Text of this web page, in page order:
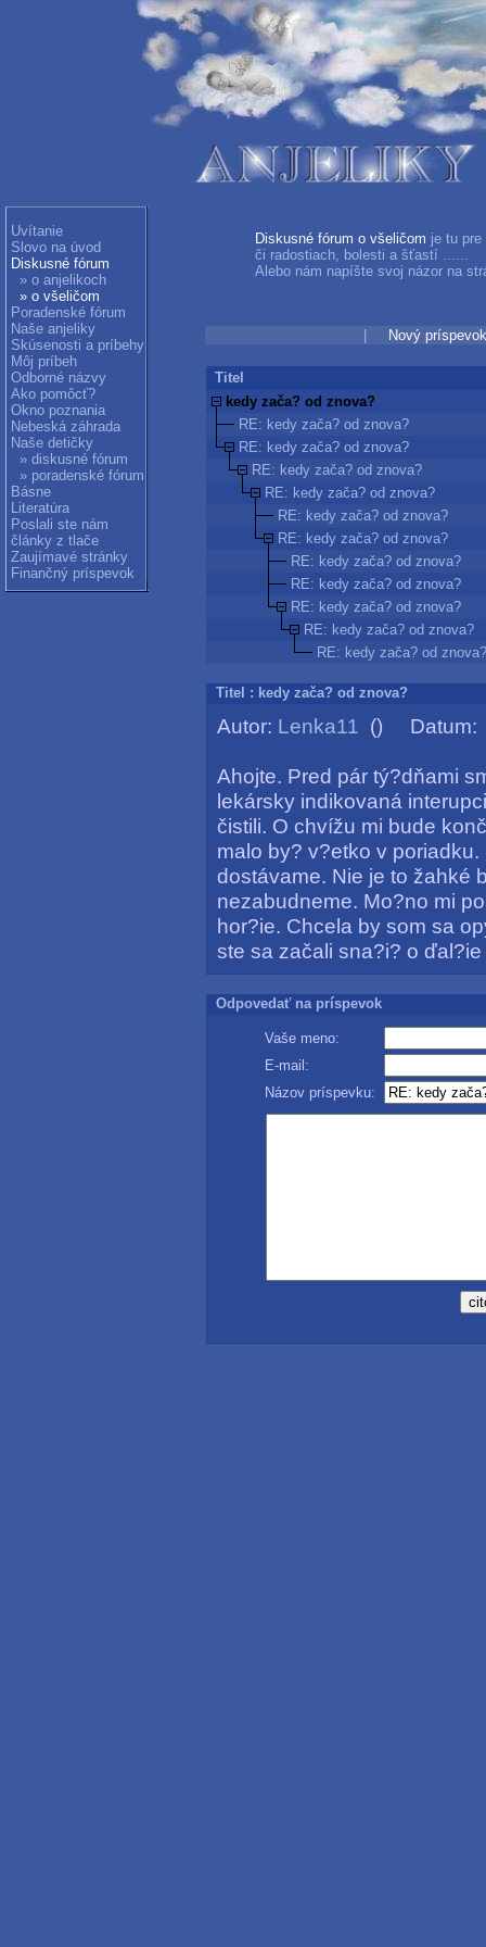
Uvítanie
Slovo na úvod
Diskusné fórum
» o anjelikoch
» o všeličom
Poradenské fórum
Naše anjeliky
Skúsenosti a príbehy
Môj príbeh
Odborné názvy
Ako pomôcť?
Okno poznania
Nebeská záhrada
Naše detičky
» diskusné fórum
» poradenské fórum
Básne
Literatúra
Poslali ste nám
články z tlače
Zaujímavé stránky
Finančný príspevok
Diskusné fórum o všeličom je tu
či radostiach, bolesti a šťastí ......
Alebo nám napíšte svoj názor na
Nový príspevok
Titel
kedy zača? od znova?
RE: kedy zača? od znova?
RE: kedy zača? od znova?
RE: kedy zača? od znova?
RE: kedy zača? od znova?
RE: kedy zača? od znova?
RE: kedy zača? od znova?
RE: kedy zača? od znova?
RE: kedy zača? od znova?
RE: kedy zača? od znova?
RE: kedy zača? od znova?
RE: kedy zača? od znova?
Titel : kedy zača? od znova?
Autor: Lenka11 () Datum:
Ahojte. Pred pár tý?dňami
lekársky indikovaná
čistili. O chvížu mi bude
malo by? v?etko v
dostávame. Nie je to žahké
nezabudneme. Mo?no mi
hor?ie. Chcela by som sa
ste sa začali sna?i? o
Odpovedať na príspevok
Vaše meno:
E-mail:
Názov príspevku: